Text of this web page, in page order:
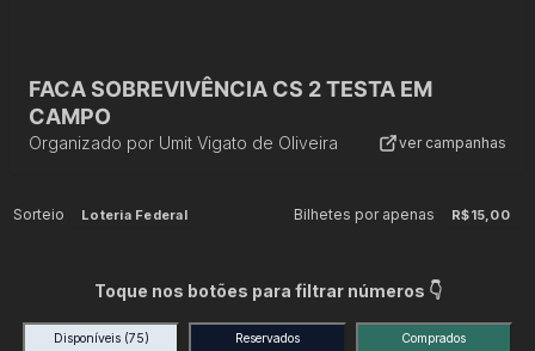
FACA SOBREVIVÊNCIA CS 2 TESTA EM
CAMPO
Organizado por Umit Vigato de Oliveira ver campanhas
Sorteio Loteria Federal Bilhetes por apenas R$15,00
Toque nos botões para filtrar números 👇
Disponíveis (75) Reservados Comprados